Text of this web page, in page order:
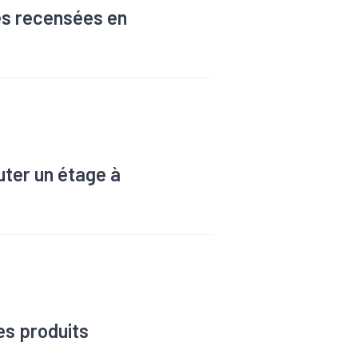
recensées en
un étage à
produits